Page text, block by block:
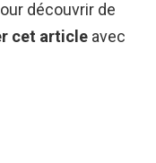
découvrir de
cet article avec